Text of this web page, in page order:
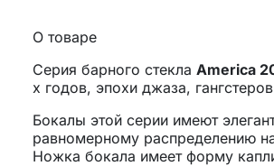
О товаре
Серия барного стекла America
х годов, эпохи джаза,
Бокалы этой серии имеют
равномерному распределению
Ножка бокала имеет форму